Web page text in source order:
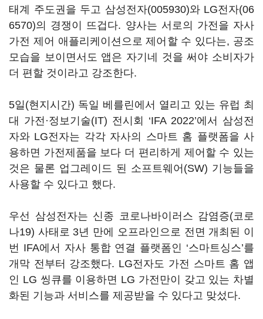
태계 주도권을 두고 삼성전자(005930)와 LG전자(06
6570)의 경쟁이 뜨겁다. 양사는 서로의 가전을 자사
가전 제어 애플리케이션으로 제어할 수 있다는, 공조
모습을 보이면서도 앱은 자기네 것을 써야 소비자가
더 편할 것이라고 강조한다.
5일(현지시간) 독일 베를린에서 열리고 있는 유럽 최
대 가전·정보기술(IT) 전시회 ‘IFA 2022’에서 삼성전
자와 LG전자는 각각 자사의 스마트 홈 플랫폼을 사
용하면 가전제품을 보다 더 편리하게 제어할 수 있는
것은 물론 업그레이드 된 소프트웨어(SW) 기능들을
사용할 수 있다고 했다.
우선 삼성전자는 신종 코로나바이러스 감염증(코로
나19) 사태로 3년 만에 오프라인으로 전면 개최된 이
번 IFA에서 자사 통합 연결 플랫폼인 ‘스마트싱스’를
개막 전부터 강조했다. LG전자도 가전 스마트 홈 앱
인 LG 씽큐를 이용하면 LG 가전만이 갖고 있는 차별
화된 기능과 서비스를 제공받을 수 있다고 맞섰다.